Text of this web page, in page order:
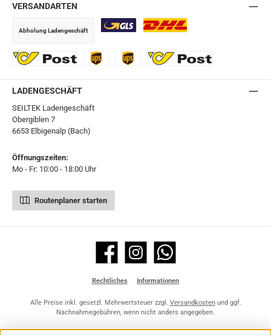
VERSANDARTEN
Abholung Ladengeschäft
LADENGESCHÄFT
SEILTEK Ladengeschäft
Obergiblen 7
6653 Elbigenalp (Bach)
Öffnungszeiten:
Mo - Fr: 10:00 - 18:00 Uhr
Routenplaner starten
Facebook Instagram WhatsApp
Rechtliches Informationen
Alle Preise inkl. gesetzl. Mehrwertsteuer zzgl. Versandkostenund ggf.
Nachnahmegebühren, wenn nicht anders angegeben.